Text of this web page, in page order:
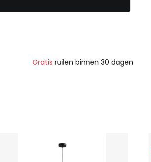
Gratis ruilen binnen 30 dagen